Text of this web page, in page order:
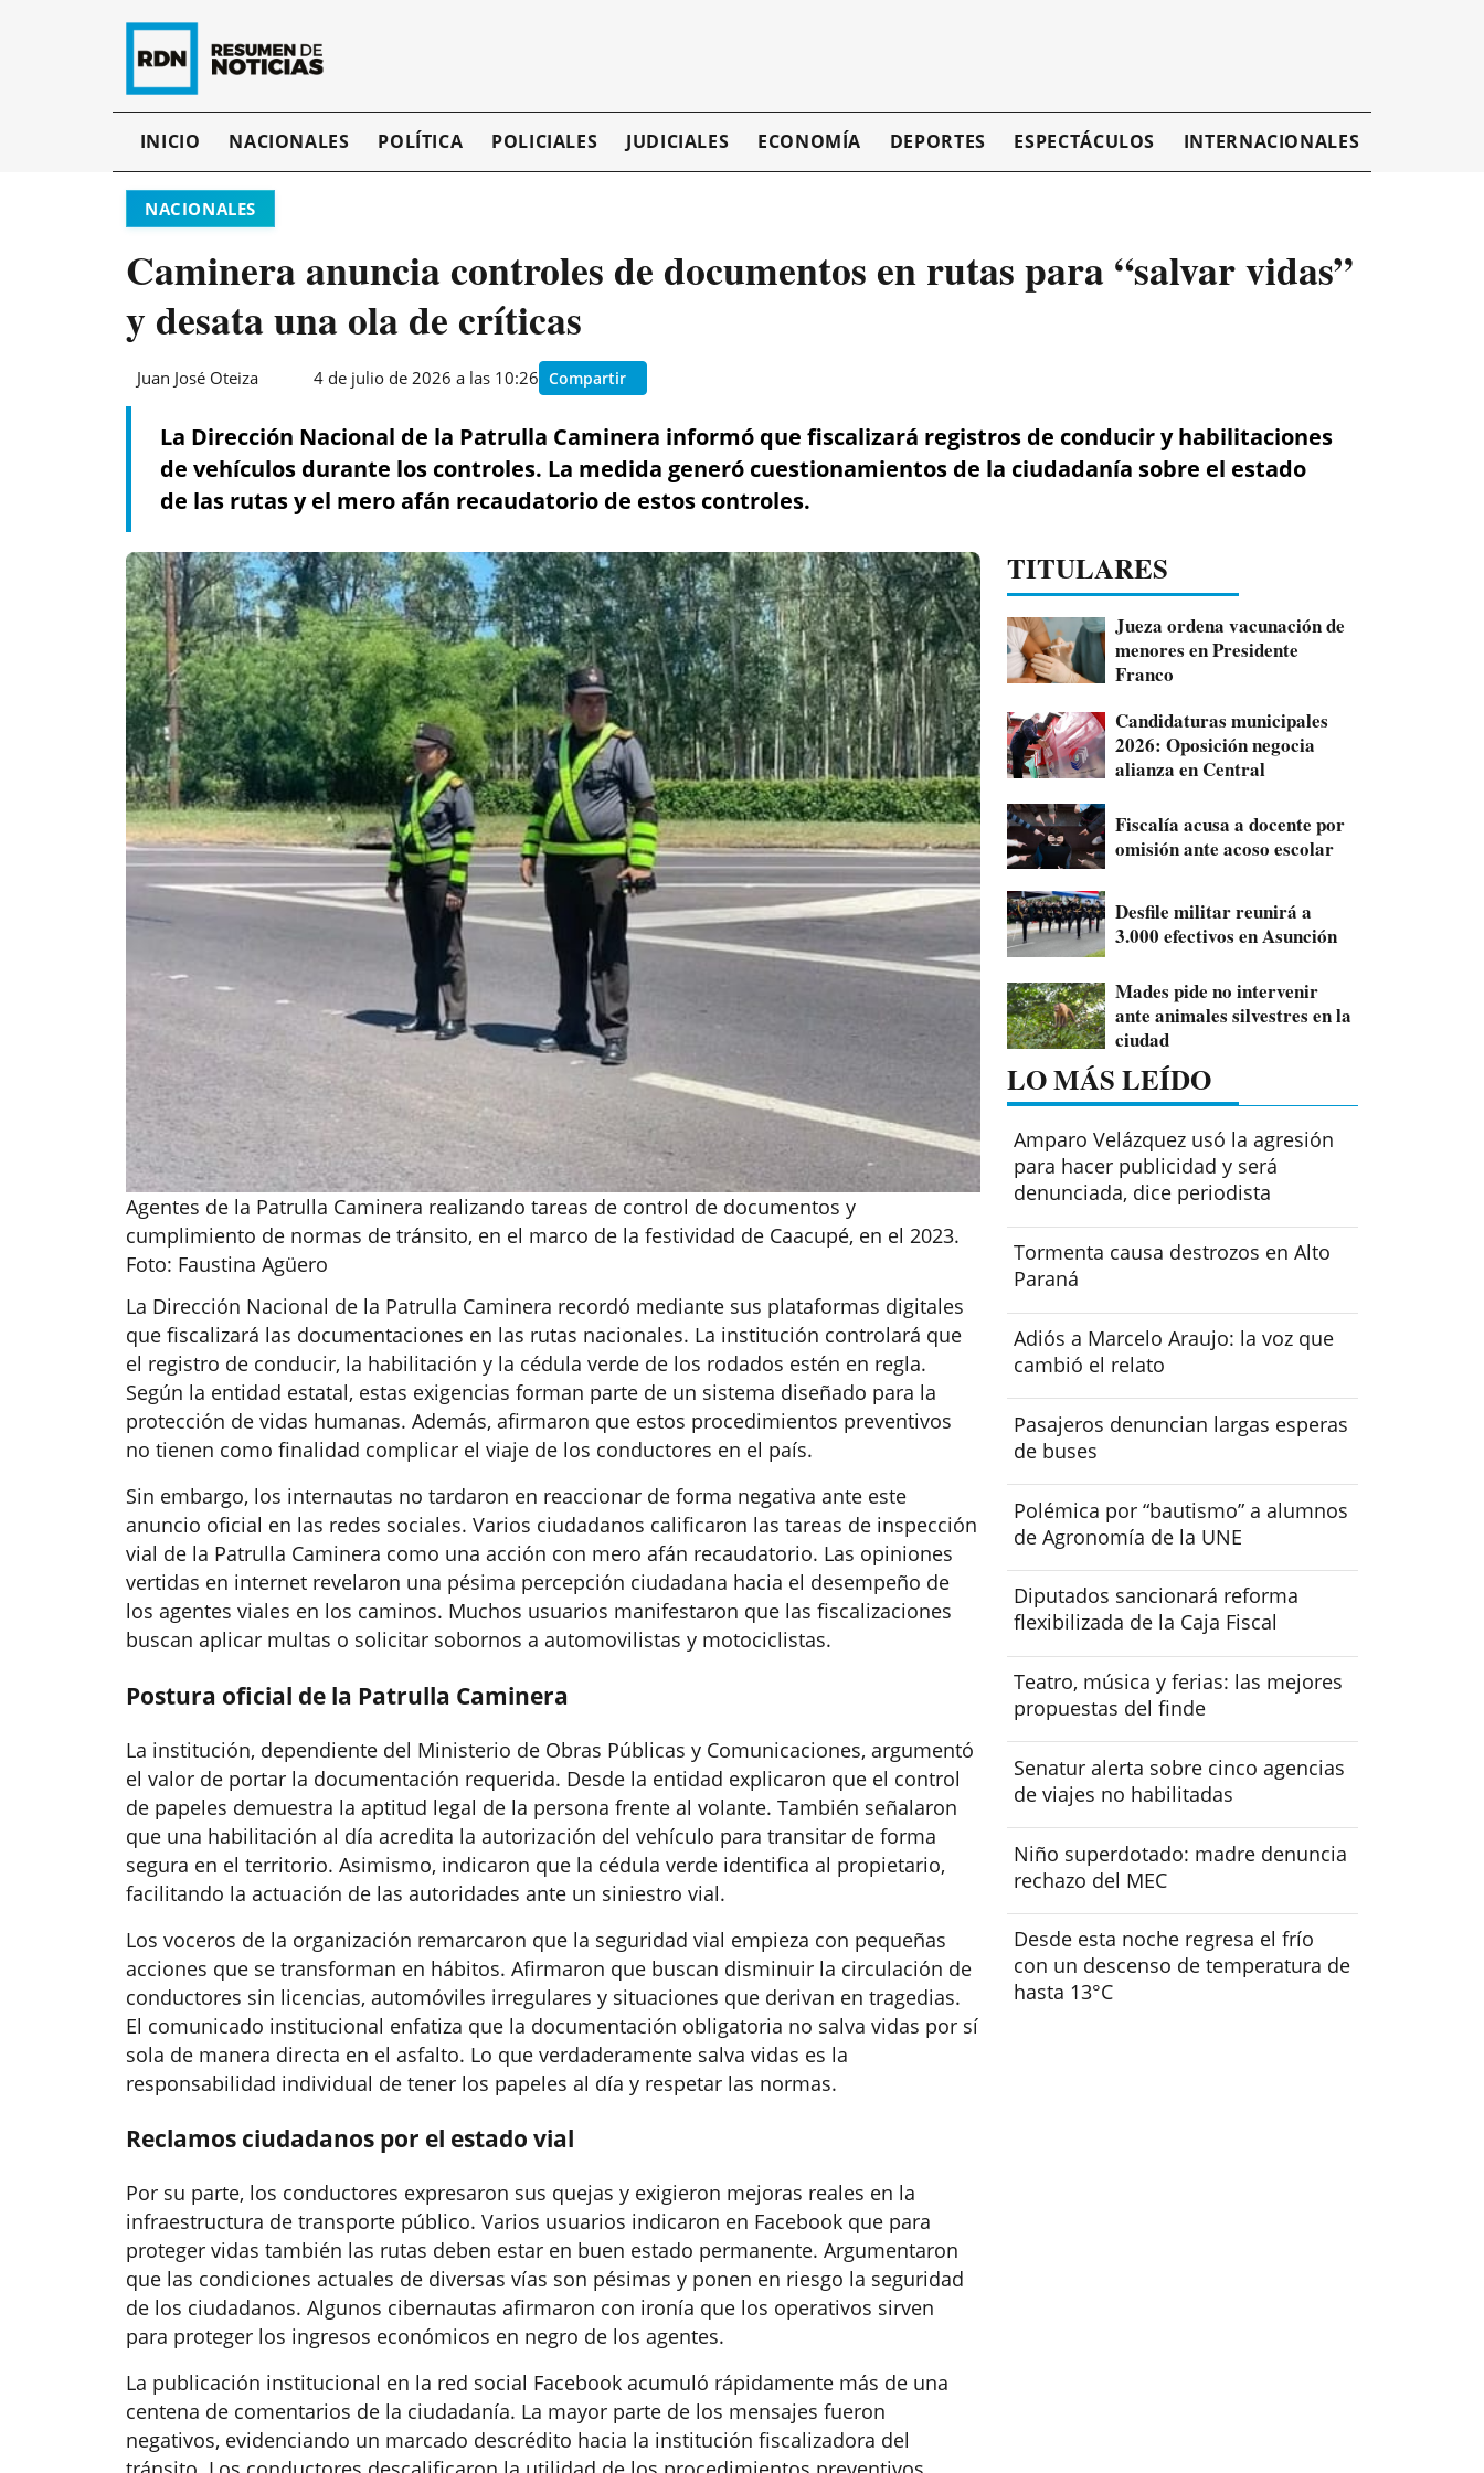
INICIO NACIONALES POLÍTICA POLICIALES JUDICIALES ECONOMÍA DEPORTES ESPECTÁCULOS INTERNACIONALES
NACIONALES
Caminera anuncia controles de documentos en rutas para “salvar vidas”
y desata una ola de críticas
Juan José Oteiza 4 de julio de 2026 a las 10:26 Compartir
La Dirección Nacional de la Patrulla Caminera informó que fiscalizará registros de conducir y habilitaciones
de vehículos durante los controles. La medida generó cuestionamientos de la ciudadanía sobre el estado
de las rutas y el mero afán recaudatorio de estos controles.
Agentes de la Patrulla Caminera realizando tareas de control de documentos y
cumplimiento de normas de tránsito, en el marco de la festividad de Caacupé, en el 2023.
Foto: Faustina Agüero
La Dirección Nacional de la Patrulla Caminera recordó mediante sus plataformas digitales
que fiscalizará las documentaciones en las rutas nacionales. La institución controlará que
el registro de conducir, la habilitación y la cédula verde de los rodados estén en regla.
Según la entidad estatal, estas exigencias forman parte de un sistema diseñado para la
protección de vidas humanas. Además, afirmaron que estos procedimientos preventivos
no tienen como finalidad complicar el viaje de los conductores en el país.
Sin embargo, los internautas no tardaron en reaccionar de forma negativa ante este
anuncio oficial en las redes sociales. Varios ciudadanos calificaron las tareas de inspección
vial de la Patrulla Caminera como una acción con mero afán recaudatorio. Las opiniones
vertidas en internet revelaron una pésima percepción ciudadana hacia el desempeño de
los agentes viales en los caminos. Muchos usuarios manifestaron que las fiscalizaciones
buscan aplicar multas o solicitar sobornos a automovilistas y motociclistas.
Postura oficial de la Patrulla Caminera
La institución, dependiente del Ministerio de Obras Públicas y Comunicaciones, argumentó
el valor de portar la documentación requerida. Desde la entidad explicaron que el control
de papeles demuestra la aptitud legal de la persona frente al volante. También señalaron
que una habilitación al día acredita la autorización del vehículo para transitar de forma
segura en el territorio. Asimismo, indicaron que la cédula verde identifica al propietario,
facilitando la actuación de las autoridades ante un siniestro vial.
Los voceros de la organización remarcaron que la seguridad vial empieza con pequeñas
acciones que se transforman en hábitos. Afirmaron que buscan disminuir la circulación de
conductores sin licencias, automóviles irregulares y situaciones que derivan en tragedias.
El comunicado institucional enfatiza que la documentación obligatoria no salva vidas por sí
sola de manera directa en el asfalto. Lo que verdaderamente salva vidas es la
responsabilidad individual de tener los papeles al día y respetar las normas.
Reclamos ciudadanos por el estado vial
Por su parte, los conductores expresaron sus quejas y exigieron mejoras reales en la
infraestructura de transporte público. Varios usuarios indicaron en Facebook que para
proteger vidas también las rutas deben estar en buen estado permanente. Argumentaron
que las condiciones actuales de diversas vías son pésimas y ponen en riesgo la seguridad
de los ciudadanos. Algunos cibernautas afirmaron con ironía que los operativos sirven
para proteger los ingresos económicos en negro de los agentes.
La publicación institucional en la red social Facebook acumuló rápidamente más de una
centena de comentarios de la ciudadanía. La mayor parte de los mensajes fueron
negativos, evidenciando un marcado descrédito hacia la institución fiscalizadora del
TITULARES
Jueza ordena vacunación de
menores en Presidente
Franco
Candidaturas municipales
2026: Oposición negocia
alianza en Central
Fiscalía acusa a docente por
omisión ante acoso escolar
Desfile militar reunirá a
3.000 efectivos en Asunción
Mades pide no intervenir
ante animales silvestres en la
ciudad
LO MÁS LEÍDO
Amparo Velázquez usó la agresión
para hacer publicidad y será
denunciada, dice periodista
Tormenta causa destrozos en Alto
Paraná
Adiós a Marcelo Araujo: la voz que
cambió el relato
Pasajeros denuncian largas esperas
de buses
Polémica por “bautismo” a alumnos
de Agronomía de la UNE
Diputados sancionará reforma
flexibilizada de la Caja Fiscal
Teatro, música y ferias: las mejores
propuestas del finde
Senatur alerta sobre cinco agencias
de viajes no habilitadas
Niño superdotado: madre denuncia
rechazo del MEC
Desde esta noche regresa el frío
con un descenso de temperatura de
hasta 13°C